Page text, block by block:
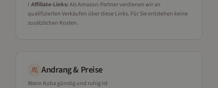
ℹ️ Affiliate-Links:Als Amazon-Partner verdienen wir an
qualifizierten Verkäufen über diese Links. Für Sie entstehen keine
zusätzlichen Kosten.
Andrang & Preise
Wann Kuba günstig und ruhig ist